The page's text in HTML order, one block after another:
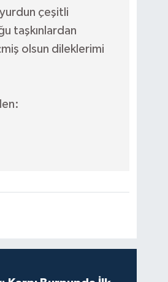
çeşitli
taşkınlardan
olsun dileklerimi